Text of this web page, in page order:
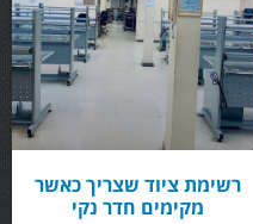
רשימת ציוד שצריך כאשר
מקימים חדר נקי